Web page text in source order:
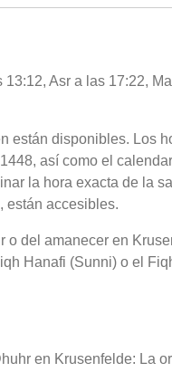
Asr a las 17:22,
están disponibles. Los
así como el
la hora exacta de la
están accesibles.
o del amanecer en
Hanafi (Sunni) o el
en Krusenfelde: La